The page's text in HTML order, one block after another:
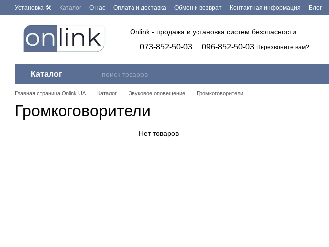
Перейти к основному контенту
Установка 🛠 Каталог О нас Оплата и доставка Обмен и возврат Контактная информация Блог
Onlink - продажа и установка систем безопасности
073-852-50-03 096-852-50-03 Перезвоните вам?
Каталог
Главная страница Onlink UA Каталог Звуковое оповещение Громкоговорители
Громкоговорители
Нет товаров